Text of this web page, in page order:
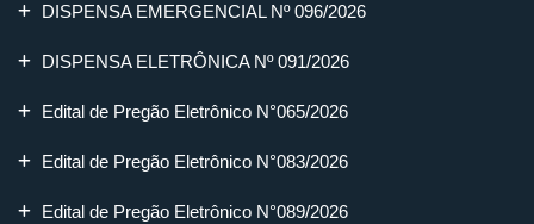
DISPENSA EMERGENCIAL Nº 096/2026
DISPENSA ELETRÔNICA Nº 091/2026
Edital de Pregão Eletrônico N°065/2026
Edital de Pregão Eletrônico N°083/2026
Edital de Pregão Eletrônico N°089/2026